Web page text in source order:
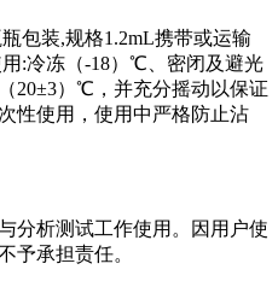
包装,规格1.2mL携带或运输
:冷冻（-18）℃、密闭及避光
20±3）℃，并充分摇动以保证
性使用，使用中严格防止沾
分析测试工作使用。因用户使
予承担责任。